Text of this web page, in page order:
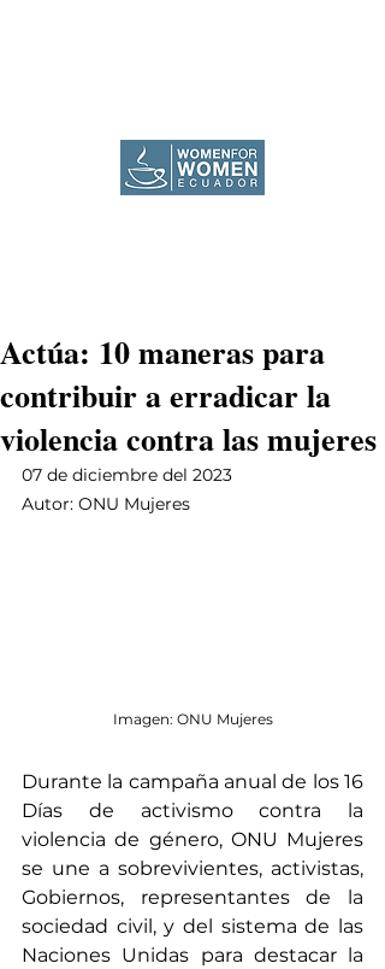
Actúa: 10 maneras para
contribuir a erradicar la
violencia contra las mujeres
07 de diciembre del 2023
Autor: ONU Mujeres
Imagen: ONU Mujeres
Durante la campaña anual de los 16
Días de activismo contra la
violencia de género, ONU Mujeres
se une a sobrevivientes, activistas,
Gobiernos, representantes de la
sociedad civil, y del sistema de las
Naciones Unidas para destacar la